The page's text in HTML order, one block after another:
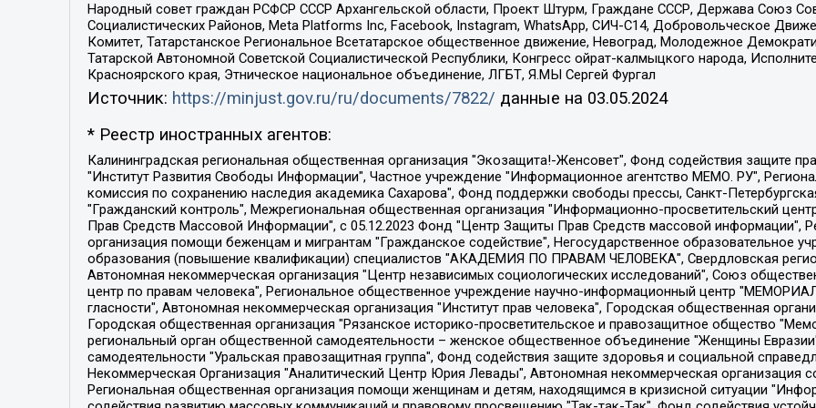
Народный совет граждан РСФСР СССР Архангельской области, Проект Штурм, Граждане СССР, Держава Союз
Социалистических Районов, Meta Platforms Inc, Facebook, Instagram, WhatsApp, СИЧ-С14, Добровольческое
Комитет, Татарстанское Региональное Всетатарское общественное движение, Невоград, Молодежное
Татарской Автономной Советской Социалистической Республики, Конгресс ойрат-калмыцкого народа,
Красноярского края, Этническое национальное объединение, ЛГБТ, Я.МЫ Сергей Фургал
Источник: https://minjust.gov.ru/ru/documents/7822/ данные на 03.05.2024
* Реестр иностранных агентов:
Калининградская региональная общественная организация "Экозащита!-Женсовет", Фонд содействия защите прав и свобод граждан "Общественный вердикт", Фонд "Институт Развития Свободы Информации", Частное учреждение "Информационное агентство МЕМО. РУ", Региональная общественная организация "Общественная комиссия по сохранению наследия академика Сахарова", Фонд поддержки свободы прессы, Санкт-Петербургская общественная правозащитная организация "Гражданский контроль", Межрегиональная общественная организация "Информационно-просветительский центр "Мемориал", Региональный Фонд "Центр Защиты Прав Средств Массовой Информации", с 05.12.2023 Фонд "Центр Защиты Прав Средств массовой информации", Региональная общественная благотворительная организация помощи беженцам и мигрантам "Гражданское содействие", Негосударственное образовательное учреждение дополнительного профессионального образования (повышение квалификации) специалистов "АКАДЕМИЯ ПО ПРАВАМ ЧЕЛОВЕКА", Свердловская региональная общественная организация "Сутяжник", Автономная некоммерческая организация "Центр независимых социологических исследований", Союз общественных объединений "Российский исследовательский центр по правам человека", Региональное общественное учреждение научно-информационный центр "МЕМОРИАЛ", Некоммерческая организация "Фонд защиты гласности", Автономная некоммерческая организация "Институт прав человека", Городская общественная организация "Екатеринбургское общество "МЕМОРИАЛ", Городская общественная организация "Рязанское историко-просветительское и правозащитное общество "Мемориал" (Рязанский Мемориал), Челябинский региональный орган общественной самодеятельности – женское общественное объединение "Женщины Евразии", Челябинский региональный орган общественной самодеятельности "Уральская правозащитная группа", Фонд содействия защите здоровья и социальной справедливости имени Андрея Рылькова, Автономная Некоммерческая Организация "Аналитический Центр Юрия Левады", Автономная некоммерческая организация социальной поддержки населения "Проект Апрель", Региональная общественная организация помощи женщинам и детям, находящимся в кризисной ситуации "Информационно-методический центр "Анна", Фонд содействия развитию массовых коммуникаций и правовому просвещению "Так-так-Так", Фонд содействия устойчивому развитию "Серебряная тайга", Свердловский региональный общественный фонд социальных проектов "Новое время", "Idel.Реалии", Кавказ.Реалии, Крым.Реалии, Телеканал Настоящее Время, Татаро-башкирская служба Радио Свобода (Azatliq Radiosi), Радио Свободная Европа/Радио Свобода (PCE/PC), "Сибирь.Реалии", "Фактограф", Благотворительный фонд помощи осужденным и их семьям, Автономная некоммерческая организация "Институт глобализации и социальных движений", Фонд "В защиту прав заключенных", Частное учреждение "Центр поддержки и содействия развитию средств массовой информации", Пензенский региональный общественный благотворительный фонд "Гражданский союз", "Север.Реалии", Некоммерческая организация Фонд "Правовая инициатива", Общество с ограниченной ответственностью "Радио Свободная Европа/Радио Свобода", Чешское информационное агентство "MEDIUM-ORIENT", Красноярская региональная общественная организация "Мы против СПИДа", Камалягин Денис Николаевич, Маркелов Сергей Евгеньевич, Пономарев Лев Александрович, Савицкая Людмила Алексеевна, Автономная некоммерческая организация "Центр по работе с проблемой насилия "НАСИЛИЮ.НЕТ", Межрегиональный профессиональный союз работников здравоохранения "Альянс врачей", Юридическое лицо, зарегистрированное в Латвийской Республике, SIA "Medusa Project" (регистрационный номер 40103797863, дата регистрации 10.06.2014), Некоммерческая организация "Фонд по борьбе с коррупцией", Автономная некоммерческая организация "Институт права и публичной политики", Баданин Роман Сергеевич, Гликин Максим Александрович, Железнова Мария Михайловна, Лукьянова Юлия Сергеевна, Маетная Елизавета Витальевна, Маняхин Петр Борисович, Чуракова Ольга Владимировна, Ярош Юлия Петровна, Юридическое лицо "The Insider SIA", зарегистрированное в Риге, Латвийская Республика (дата регистрации 26.06.2015), являющееся администратором доменного имени интернет-издания "The Insider SIA", https://theins.ru, Постернак Алексей Евгеньевич, Рубин Михаил Аркадьевич, Анин Роман Александрович, Юридическое лицо Istories fonds, зарегистрированное в Латвийской Республике (регистрационный номер 50008295751, дата регистрации 24.02.2020), Великовский Дмитрий Александрович, Долинина Ирина Николаевна, Мароховская Алеся Алексеевна, Шлейнов Роман Юрьевич, Шмагун Олеся Валентиновна, Общество с ограниченной ответственностью "Альтаир 2021", Общество с ограниченной ответственностью "Вега 2021", Общество с ограниченной ответственностью "Главный редактор 2021", Общество с ограниченной ответственностью "Ромашки монолит", Важенков Артем Валерьевич, Ивановская областная общественная организация "Центр гендерных исследований", Гурман Юрий Альбертович, Медиапроект "ОВД-Инфо", Егоров Владимир Владимирович, Жилинский Владимир Александрович, Общество с ограниченной ответственностью "ЗП", Иванова София Юрьевна, Карезина Инна Павловна, Кильтау Екатерина Викторовна, Петров Алексей Викторович, Пискунов Сергей Евгеньевич, Смирнов Сергей Сергеевич, Тихонов Михаил Сергеевич, Общество с ограниченной ответственностью "ЖУРНАЛИСТ-ИНОСТРАННЫЙ АГЕНТ", Арапова Галина Юрьевна, Вольтская Татьяна Анатольевна, Американская компания "Mason G.E.S. Anonymous Foundation" (США), являющаяся владельцем интернет-издания https://mnews.world/, Компания "Stichting Bellingcat", зарегистрированная в Нидерландах (дата регистрации 11.07.2018), Захаров Андрей Вячеславович, Клепиковская Екатерина Дмитриевна, Общество с ограниченной ответственностью "МЕМО", Перл Роман Александрович, Симонов Евгений Алексеевич, Соловьева Елена Анатольевна, Сотников Даниил Владимирович, Сурначева Елизавета Дмитриевна, Автономная некоммерческая организация по защите прав человека и информированию населения "Якутия – Наше Мнение", Общество с ограниченной ответственностью "Москоу диджитал медиа", с 26.01.2023 Общество с ограниченной ответственностью "Чайка Белые сады", Ветошкина Валерия Валерьевна, Заговора Максим Александрович, Межрегиональное общественное движение "Российская ЛГБТ - сеть", Оленичев Максим Владимирович, Павлов Иван Юрьевич, Скворцова Елена Сергеевна, Общество с ограниченной ответственностью "Как бы инагент", Кочетков Игорь Викторович, Общество с ограниченной ответственностью "Честные выборы", Еланчик Олег Александрович, Общество с ограниченной ответственностью "Нобелевский призыв", Гималова Регина Эмилевна, Григорьев Андрей Валерьевич, Григорьева Алина Александровна, Ассоциация по содействию защите прав призывников, альтернативнослужащих и военнослужащих "Правозащитная группа